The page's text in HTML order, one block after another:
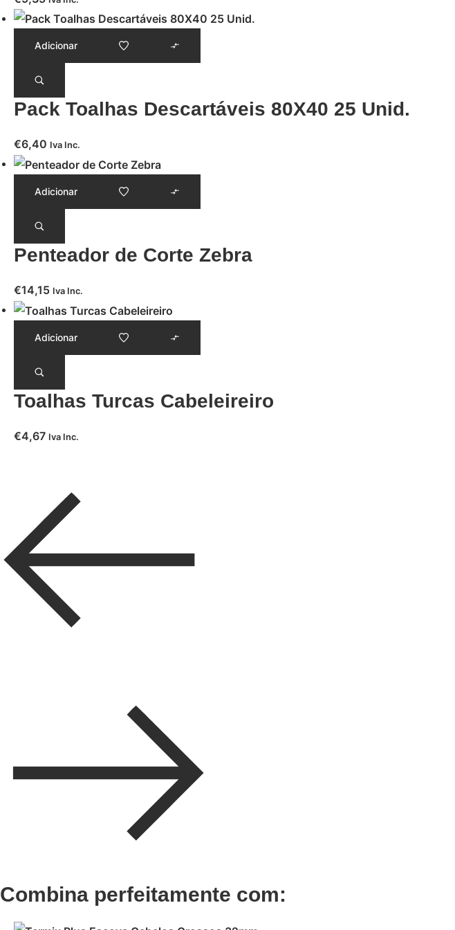
Adicionar
Pack Toalhas Descartáveis 80X40 25 Unid.
€6,40 Iva Inc.
Adicionar
Penteador de Corte Zebra
€14,15 Iva Inc.
Adicionar
Toalhas Turcas Cabeleireiro
€4,67 Iva Inc.
Combina perfeitamente com: